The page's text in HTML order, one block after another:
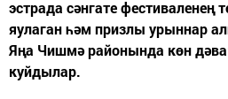
эстрада сәнгате фестиваленең
яулаган һәм призлы урыннар
Яңа Чишмә районында көн
куйдылар.